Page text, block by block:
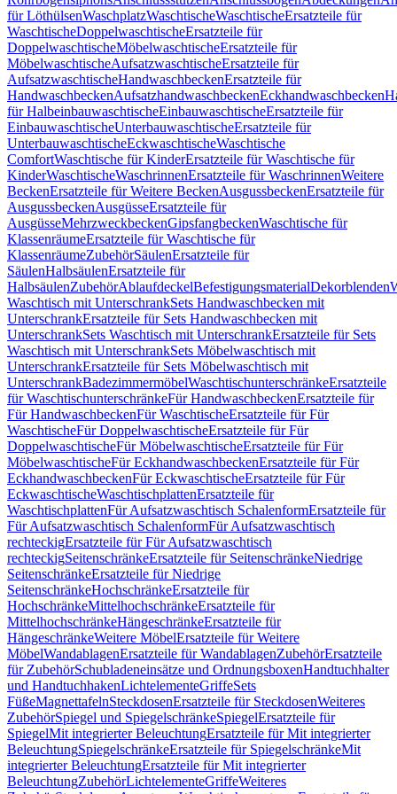
für LöthülsenWaschplatzWaschtischeWaschtischeErsatzteile für
WaschtischeDoppelwaschtischeErsatzteile für
DoppelwaschtischeMöbelwaschtischeErsatzteile für
MöbelwaschtischeAufsatzwaschtischeErsatzteile für
AufsatzwaschtischeHandwaschbeckenErsatzteile für
HandwaschbeckenAufsatzhandwaschbeckenEckhandwaschbecken
für HalbeinbauwaschtischeEinbauwaschtischeErsatzteile für
EinbauwaschtischeUnterbauwaschtischeErsatzteile für
UnterbauwaschtischeEckwaschtischeWaschtische
ComfortWaschtische für KinderErsatzteile für Waschtische für
KinderWaschtischeWaschrinnenErsatzteile für WaschrinnenWeitere
BeckenErsatzteile für Weitere BeckenAusgussbeckenErsatzteile für
AusgussbeckenAusgüsseErsatzteile für
AusgüsseMehrzweckbeckenGipsfangbeckenWaschtische für
KlassenräumeErsatzteile für Waschtische für
KlassenräumeZubehörSäulenErsatzteile für
SäulenHalbsäulenErsatzteile für
HalbsäulenZubehörAblaufdeckelBefestigungsmaterialDekorblenden
Waschtisch mit UnterschrankSets Handwaschbecken mit
UnterschrankErsatzteile für Sets Handwaschbecken mit
UnterschrankSets Waschtisch mit UnterschrankErsatzteile für Sets
Waschtisch mit UnterschrankSets Möbelwaschtisch mit
UnterschrankErsatzteile für Sets Möbelwaschtisch mit
UnterschrankBadezimmermöbelWaschtischunterschränkeErsatzteile
für WaschtischunterschränkeFür HandwaschbeckenErsatzteile für
Für HandwaschbeckenFür WaschtischeErsatzteile für Für
WaschtischeFür DoppelwaschtischeErsatzteile für Für
DoppelwaschtischeFür MöbelwaschtischeErsatzteile für Für
MöbelwaschtischeFür EckhandwaschbeckenErsatzteile für Für
EckhandwaschbeckenFür EckwaschtischeErsatzteile für Für
EckwaschtischeWaschtischplattenErsatzteile für
WaschtischplattenFür Aufsatzwaschtisch SchalenformErsatzteile für
Für Aufsatzwaschtisch SchalenformFür Aufsatzwaschtisch
rechteckigErsatzteile für Für Aufsatzwaschtisch
rechteckigSeitenschränkeErsatzteile für SeitenschränkeNiedrige
SeitenschränkeErsatzteile für Niedrige
SeitenschränkeHochschränkeErsatzteile für
HochschränkeMittelhochschränkeErsatzteile für
MittelhochschränkeHängeschränkeErsatzteile für
HängeschränkeWeitere MöbelErsatzteile für Weitere
MöbelWandablagenErsatzteile für WandablagenZubehörErsatzteile
für ZubehörSchubladeneinsätze und OrdnungsboxenHandtuchhalter
und HandtuchhakenLichtelementeGriffeSets
FüßeMagnettafelnSteckdosenErsatzteile für SteckdosenWeiteres
ZubehörSpiegel und SpiegelschränkeSpiegelErsatzteile für
SpiegelMit integrierter BeleuchtungErsatzteile für Mit integrierter
BeleuchtungSpiegelschränkeErsatzteile für SpiegelschränkeMit
integrierter BeleuchtungErsatzteile für Mit integrierter
BeleuchtungZubehörLichtelementeGriffeWeiteres